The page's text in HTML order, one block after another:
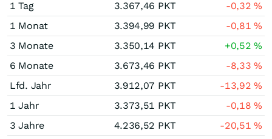
1 Tag 3.367,46 PKT -0,32%
1 Monat
3.394,99 PKT -0,81%
3 Monate
3.350,14 PKT +0,52%
6 Monate
3.673,46 PKT -8,33%
Lfd. Jahr
3.912,07 PKT -13,92%
1 Jahr
3.373,51 PKT -0,18%
3 Jahre
4.236,52 PKT -20,51%